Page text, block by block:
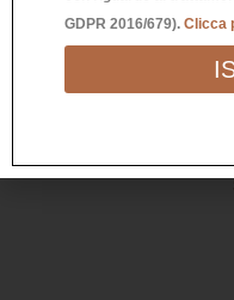
GDPR 2016/679). Clicca